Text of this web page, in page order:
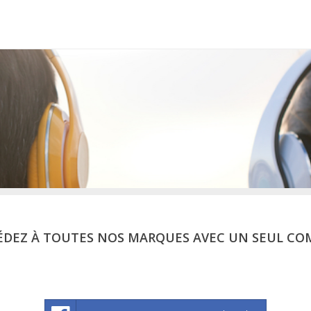
À TOUTES NOS MARQUES AVEC UN SEUL